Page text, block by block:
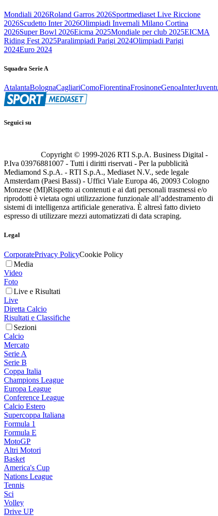
Mondiali 2026Roland Garros 2026Sportmediaset Live Riccione
2026Scudetto Inter 2026Olimpiadi Invernali Milano Cortina
2026Super Bowl 2026Eicma 2025Mondiale per club 2025EICMA
Riding Fest 2025Paralimpiadi Parigi 2024Olimpiadi Parigi
2024Euro 2024
Squadra Serie A
AtalantaBolognaCagliariComoFiorentinaFrosinoneGenoaInter
Seguici su
Copyright © 1999-2026 RTI S.p.A. Business Digital -
P.Iva 03976881007 - Tutti i diritti riservati - Per la pubblicità
Mediamond S.p.A. - RTI S.p.A., Mediaset N.V., sede legale
Amsterdam (Paesi Bassi) - Uffici Viale Europa 46, 20093 Cologno
Monzese (MI)Rispetto ai contenuti e ai dati personali trasmessi e/o
riprodotti è vietata ogni utilizzazione funzionale all’addestramento di
sistemi di intelligenza artificiale generativa. È altresì fatto divieto
espresso di utilizzare mezzi automatizzati di data scraping.
Legal
CorporatePrivacy PolicyCookie Policy
Media
Video
Foto
Live e Risultati
Live
Diretta Calcio
Risultati e Classifiche
Sezioni
Calcio
Mercato
Serie A
Serie B
Coppa Italia
Champions League
Europa League
Conference League
Calcio Estero
Supercoppa Italiana
Formula 1
Formula E
MotoGP
Altri Motori
Basket
America's Cup
Nations League
Tennis
Sci
Volley
Drive UP